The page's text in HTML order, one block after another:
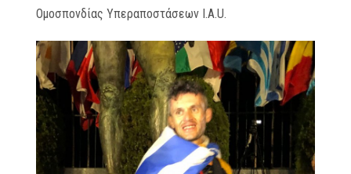
Ομοσπονδίας Υπεραποστάσεων Ι.Α.U.